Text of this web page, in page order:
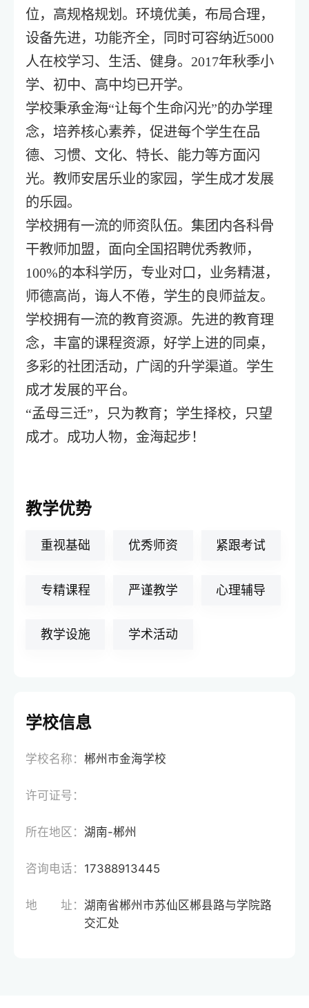
位，高规格规划。环境优美，布局合理，
设备先进，功能齐全，同时可容纳近5000
人在校学习、生活、健身。2017年秋季小
学、初中、高中均已开学。
学校秉承金海“让每个生命闪光”的办学理
念，培养核心素养，促进每个学生在品
德、习惯、文化、特长、能力等方面闪
光。教师安居乐业的家园，学生成才发展
的乐园。
学校拥有一流的师资队伍。集团内各科骨
干教师加盟，面向全国招聘优秀教师，
100%的本科学历，专业对口，业务精湛，
师德高尚，诲人不倦，学生的良师益友。
学校拥有一流的教育资源。先进的教育理
念，丰富的课程资源，好学上进的同桌，
多彩的社团活动，广阔的升学渠道。学生
成才发展的平台。
“孟母三迁”，只为教育；学生择校，只望
成才。成功人物，金海起步！
教学优势
重视基础 优秀师资 紧跟考试
专精课程 严谨教学 心理辅导
教学设施 学术活动
学校信息
学校名称：郴州市金海学校
许可证号：
所在地区：湖南-郴州
咨询电话： 17388913445
地 址：湖南省郴州市苏仙区郴县路与学院路
交汇处